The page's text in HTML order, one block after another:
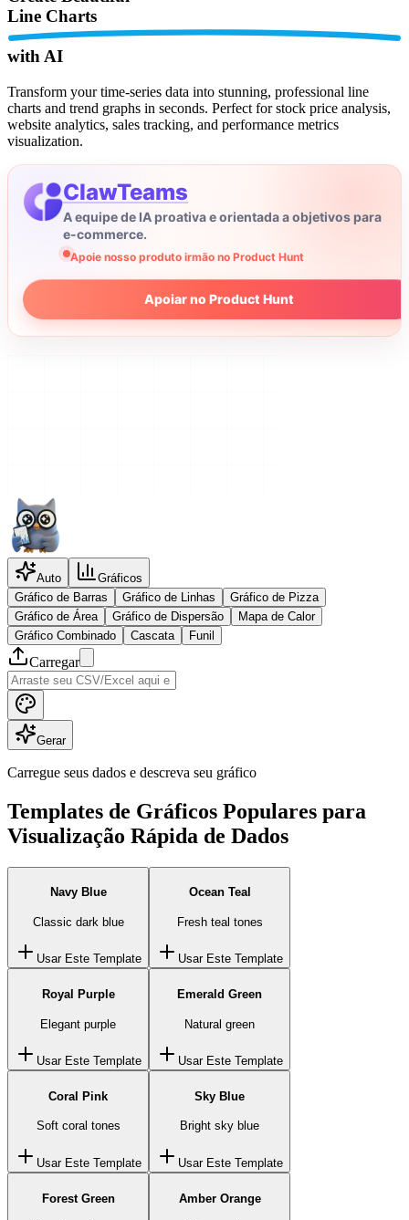
Line Charts
with AI
Transform your time-series data into stunning, professional line
charts and trend graphs in seconds. Perfect for stock price analysis,
website analytics, sales tracking, and performance metrics
visualization.
ClawTeams
A equipe de IA proativa e orientada a objetivos para
e-commerce.
Apoie nosso produto irmão no Product Hunt
Apoiar no Product Hunt
Auto
Gráficos
Gráfico de Barras
Gráfico de Linhas
Gráfico de Pizza
Gráfico de Área
Gráfico de Dispersão
Mapa de Calor
Gráfico Combinado
Cascata Funil
Carregar
Gerar
Carregue seus dados e descreva seu gráfico
Templates de Gráficos Populares para
Visualização Rápida de Dados
Navy Blue
Classic dark blue
Usar Este Template
Ocean Teal
Fresh teal tones
Usar Este Template
Royal Purple
Elegant purple
Usar Este Template
Emerald Green
Natural green
Usar Este Template
Coral Pink
Soft coral tones
Usar Este Template
Sky Blue
Bright sky blue
Usar Este Template
Forest Green Amber Orange